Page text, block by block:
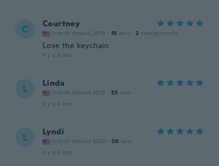
C Courtney
Inscrit depuis 2018 · 15 avis · 2 chargements
Love the keychain
il y a 6 ans
L Linda
Inscrit depuis 2019 · 23 avis
il y a 6 ans
L Lyndi
Inscrit depuis 2020 · 30 avis
il y a 6 ans